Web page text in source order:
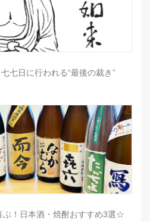
七日に行われる“最後の裁き”
ぶ！日本酒・焼酎おすすめ3選☆